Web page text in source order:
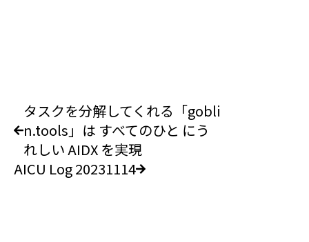
タスクを分解してくれる「gobli
n.tools」は すべてのひと にう
れしい AIDX を実現
AICU Log 20231114